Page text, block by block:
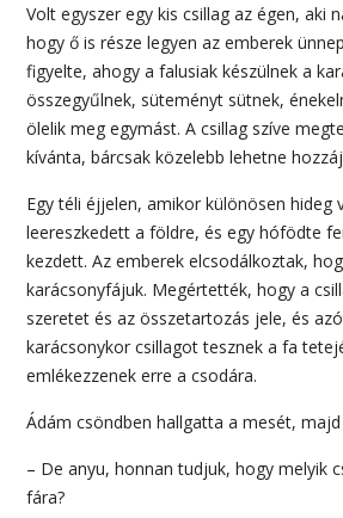
Volt egyszer egy kis csillag az égen, aki
hogy ő is része legyen az emberek
figyelte, ahogy a falusiak készülnek a
összegyűlnek, süteményt sütnek,
ölelik meg egymást. A csillag szíve
kívánta, bárcsak közelebb lehetne
Egy téli éjjelen, amikor különösen hideg
leereszkedett a földre, és egy hófödte
kezdett. Az emberek elcsodálkoztak,
karácsonyfájuk. Megértették, hogy a
szeretet és az összetartozás jele, és
karácsonykor csillagot tesznek a fa
emlékezzenek erre a csodára.
Ádám csöndben hallgatta a mesét,
– De anyu, honnan tudjuk, hogy melyik
fára?